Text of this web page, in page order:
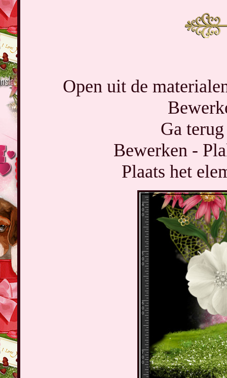
Open uit de
Ga
Bewerken -
Plaats het